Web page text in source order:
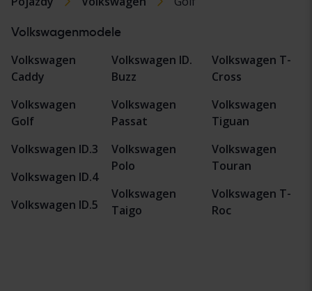
Volkswagenmodele
Volkswagen
Caddy
Volkswagen
Golf
Volkswagen ID.3
Volkswagen ID.4
Volkswagen ID.5
Volkswagen ID.
Buzz
Volkswagen
Passat
Volkswagen
Polo
Volkswagen
Taigo
Volkswagen T-
Cross
Volkswagen
Tiguan
Volkswagen
Touran
Volkswagen T-
Roc